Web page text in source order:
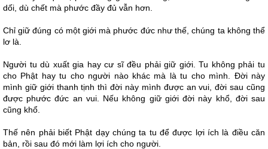
dối, dù chết mà phước đầy đủ vẫn hơn.
Chỉ giữ đúng có một giới mà phước đức như thế, chúng ta không thể
lơ là.
Người tu dù xuất gia hay cư sĩ đều phải giữ giới. Tu không phải tu
cho Phật hay tu cho người nào khác mà là tu cho mình. Đời này
mình giữ giới thanh tịnh thì đời này mình được an vui, đời sau cũng
được phước đức an vui. Nếu không giữ giới đời này khổ, đời sau
cũng khổ.
Thế nên phải biết Phật dạy chúng ta tu để được lợi ích là điều căn
bản, rồi sau đó mới làm lợi ích cho người.